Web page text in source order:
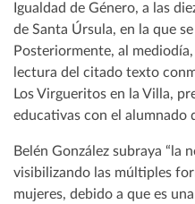
Igualdad de Género, a las
de Santa Úrsula, en la que
Posteriormente, al
lectura del citado texto
Los Virgueritos en la Villa,
educativas con el alumnado
Belén González subraya “la
visibilizando las múltiples
mujeres, debido a que es